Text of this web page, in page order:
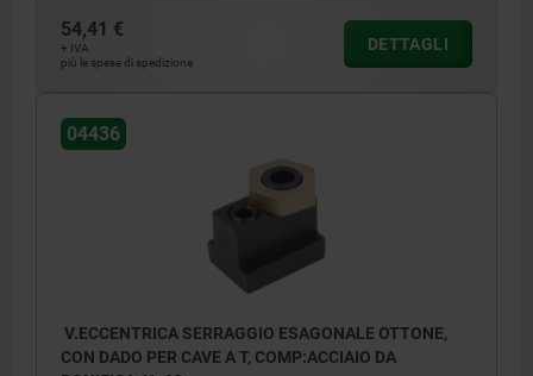
54,41 €
+ IVA
più le spese di spedizione
DETTAGLI
04436
V.ECCENTRICA SERRAGGIO ESAGONALE OTTONE,
CON DADO PER CAVE A T, COMP:ACCIAIO DA